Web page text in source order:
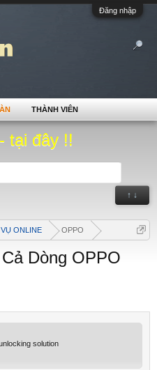
Đăng nhập
- tại đây !!
↑ ↓
ONLINE OPPO
Dòng OPPO
solution
THÀNH VIÊN